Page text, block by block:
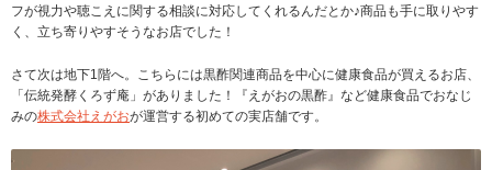
フが視力や聴こえに関する相談に対応してくれるんだとか♪商品も手に取りやす
く、立ち寄りやすそうなお店でした！
さて次は地下1階へ。こちらには黒酢関連商品を中心に健康食品が買えるお店、
「伝統発酵くろず庵」がありました！『えがおの黒酢』など健康食品でおなじ
みの株式会社えがおが運営する初めての実店舗です。